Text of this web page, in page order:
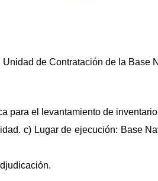
de Contratación de la Base
para el levantamiento de
c) Lugar de ejecución: Base